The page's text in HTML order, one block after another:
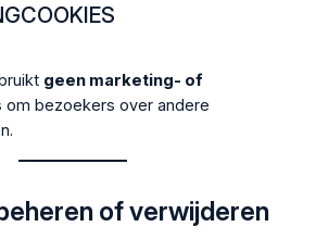
geen marketing- of
om bezoekers over andere
of verwijderen